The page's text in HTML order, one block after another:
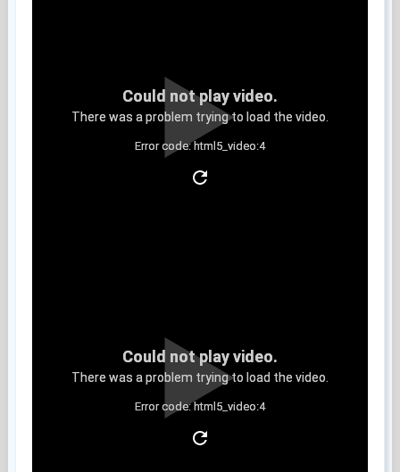
Could not play video.
There was a problem trying to load the video.
Error code: html5_video:4
Could not play video.
There was a problem trying to load the video.
Error code: html5_video:4